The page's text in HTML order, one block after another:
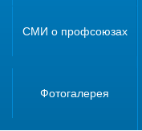
СМИ о профсоюзах
Фотогалерея